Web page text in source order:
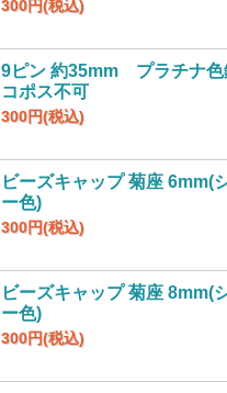
300円(税込)
9ピン 約35mm プラチナ色
コポス不可
300円(税込)
ビーズキャップ 菊座 6mm(
ー色)
300円(税込)
ビーズキャップ 菊座 8mm(
ー色)
300円(税込)